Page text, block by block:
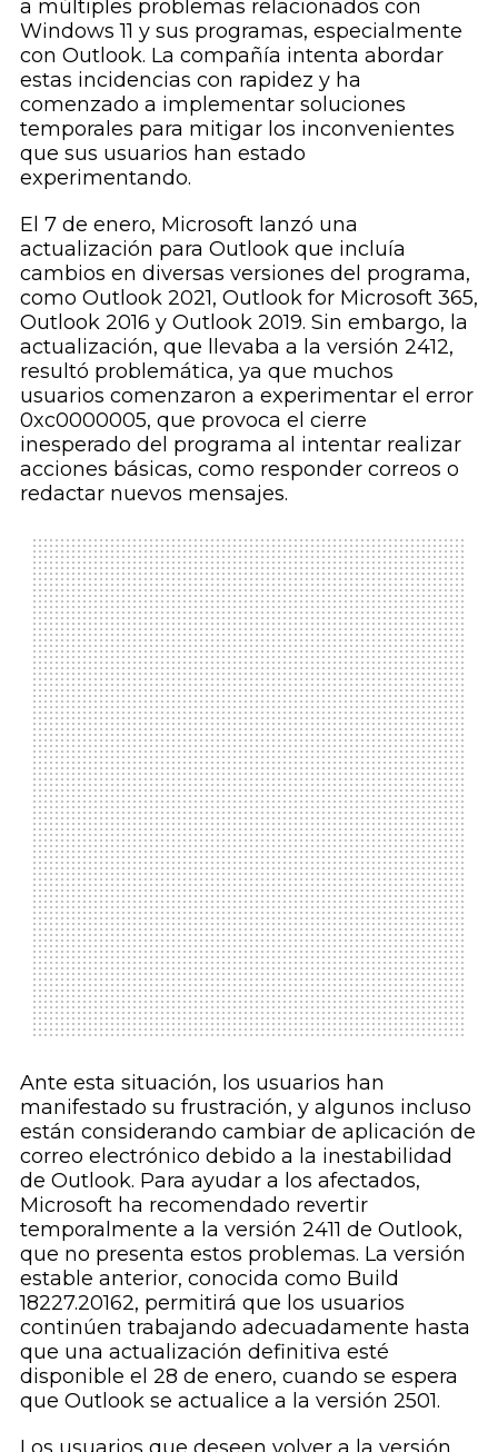
a múltiples problemas relacionados con
Windows 11 y sus programas, especialmente
con Outlook. La compañía intenta abordar
estas incidencias con rapidez y ha
comenzado a implementar soluciones
temporales para mitigar los inconvenientes
que sus usuarios han estado
experimentando.
El 7 de enero, Microsoft lanzó una
actualización para Outlook que incluía
cambios en diversas versiones del programa,
como Outlook 2021, Outlook for Microsoft 365,
Outlook 2016 y Outlook 2019. Sin embargo, la
actualización, que llevaba a la versión 2412,
resultó problemática, ya que muchos
usuarios comenzaron a experimentar el error
0xc0000005, que provoca el cierre
inesperado del programa al intentar realizar
acciones básicas, como responder correos o
redactar nuevos mensajes.
Ante esta situación, los usuarios han
manifestado su frustración, y algunos incluso
están considerando cambiar de aplicación de
correo electrónico debido a la inestabilidad
de Outlook. Para ayudar a los afectados,
Microsoft ha recomendado revertir
temporalmente a la versión 2411 de Outlook,
que no presenta estos problemas. La versión
estable anterior, conocida como Build
18227.20162, permitirá que los usuarios
continúen trabajando adecuadamente hasta
que una actualización definitiva esté
disponible el 28 de enero, cuando se espera
que Outlook se actualice a la versión 2501.